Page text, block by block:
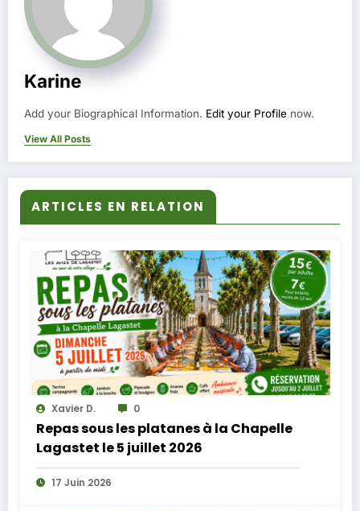
Karine
Add your Biographical Information. Edit your Profile now.
View All Posts
ARTICLES EN RELATION
Xavier D. 0
Repas sous les platanes à la Chapelle
Lagastet le 5 juillet 2026
17 Juin 2026